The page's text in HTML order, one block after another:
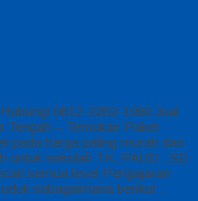
0812-2282-1060 Jual
Tengah – Temukan Paket
pada harga paling murah dan
untuk sekolah TK, PAUD , SD
semua level Pengajaran
sebagaimana berikut :